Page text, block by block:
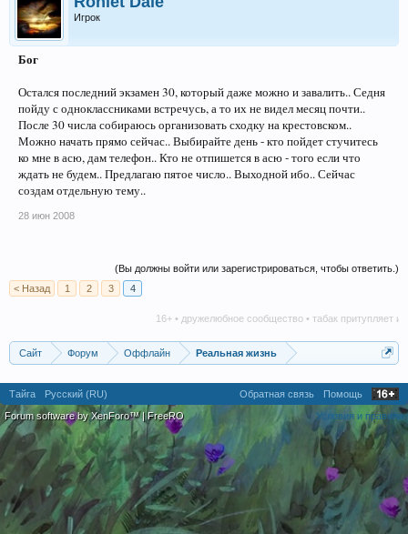
Игрок
Бог
Остался последний экзамен 30, который даже можно и завалить.. Седня
пойду с одноклассниками встречусь, а то их не видел месяц почти..
После 30 числа собираюсь организовать сходку на крестовском..
Можно начать прямо сейчас.. Выбирайте день - кто пойдет стучитесь
ко мне в асю, дам телефон.. Кто не отпишется в асю - того если что
ждать не будем.. Предлагаю пятое число.. Выходной ибо.. Сейчас
создам отдельную тему..
28 июн 2008
(Вы должны войти или зарегистрироваться, чтобы ответить.)
< Назад
1 2 3 4
16+ • дружелюбное сообщество • табак притупляет
Сайт Форум Оффлайн Реальная жизнь
Тайга Русский (RU) Обратная связь
Помощь
Условия и правила
Forum software by XenForo™|FreeRO